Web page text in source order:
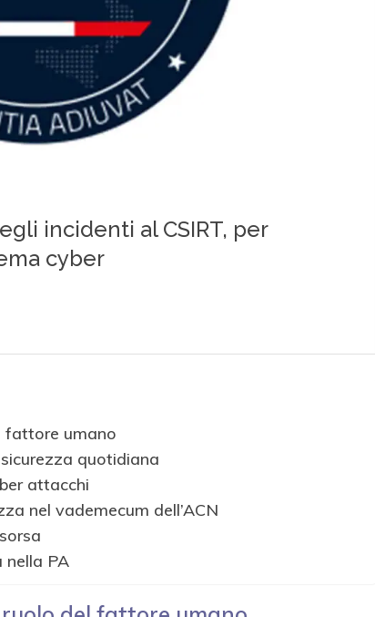
fattore umano
quotidiana
attacchi
nel vademecum dell’ACN
nella PA